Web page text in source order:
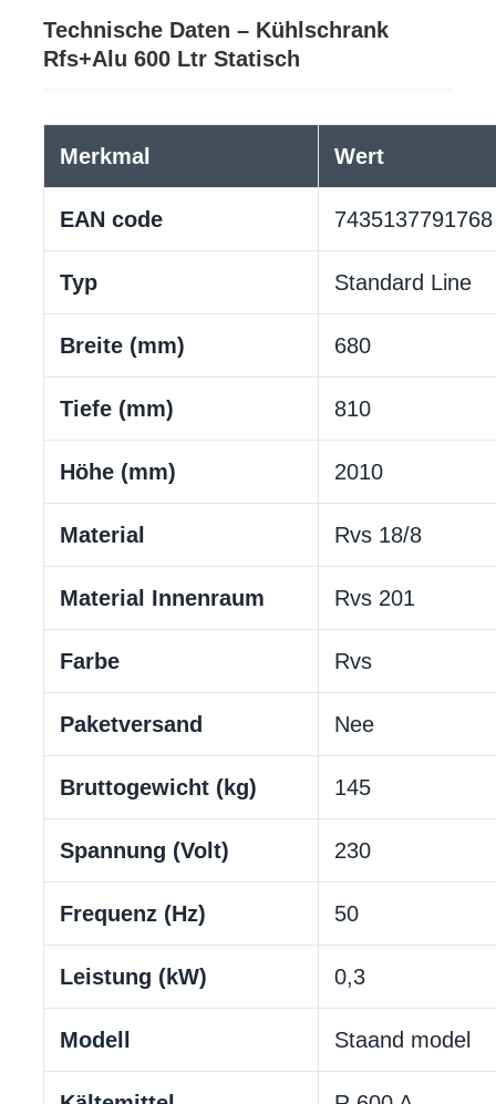
Technische Daten – Kühlschrank
Rfs+Alu 600 Ltr Statisch
Merkmal Wert
EAN code 7435137791768
Typ Standard Line
Breite (mm) 680
Tiefe (mm) 810
Höhe (mm) 2010
Material Rvs 18/8
Material Innenraum Rvs 201
Farbe Rvs
Paketversand Nee
Bruttogewicht (kg) 145
Spannung (Volt) 230
Frequenz (Hz) 50
Leistung (kW) 0,3
Modell Staand model